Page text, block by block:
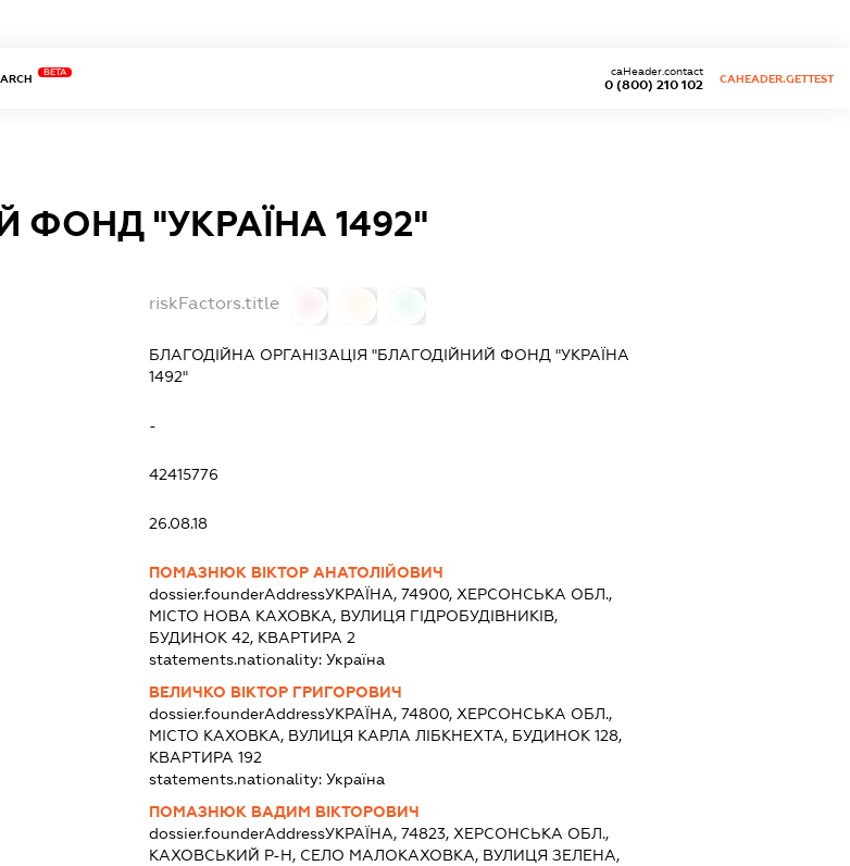
BETA
0 (800) 210 102
caHeader.contact
CAHEADER.GETTEST
ФОНД "УКРАЇНА 1492"
riskFactors.title
БЛАГОДІЙНА ОРГАНІЗАЦІЯ "БЛАГОДІЙНИЙ ФОНД "УКРАЇНА
1492"
-
42415776
26.08.18
ПОМАЗНЮК ВІКТОР АНАТОЛІЙОВИЧ
dossier.founderAddressУКРАЇНА, 74900, ХЕРСОНСЬКА ОБЛ.,
МІСТО НОВА КАХОВКА, ВУЛИЦЯ ГІДРОБУДІВНИКІВ,
БУДИНОК 42, КВАРТИРА 2
statements.nationality: Україна
ВЕЛИЧКО ВІКТОР ГРИГОРОВИЧ
dossier.founderAddressУКРАЇНА, 74800, ХЕРСОНСЬКА ОБЛ.,
МІСТО КАХОВКА, ВУЛИЦЯ КАРЛА ЛІБКНЕХТА, БУДИНОК 128,
КВАРТИРА 192
statements.nationality: Україна
ПОМАЗНЮК ВАДИМ ВІКТОРОВИЧ
dossier.founderAddressУКРАЇНА, 74823, ХЕРСОНСЬКА ОБЛ.,
КАХОВСЬКИЙ Р-Н, СЕЛО МАЛОКАХОВКА, ВУЛИЦЯ ЗЕЛЕНА,